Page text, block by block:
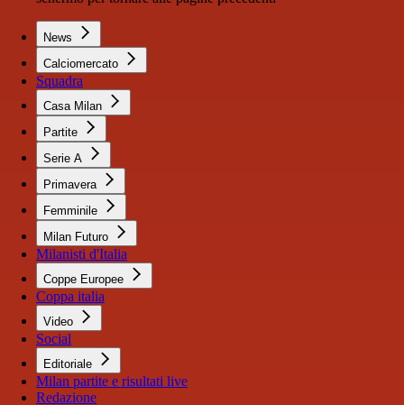
News
Calciomercato
Squadra
Casa Milan
Partite
Serie A
Primavera
Femminile
Milan Futuro
Milanisti d'Italia
Coppe Europee
Coppa italia
Video
Social
Editoriale
Milan partite e risultati live
Redazione